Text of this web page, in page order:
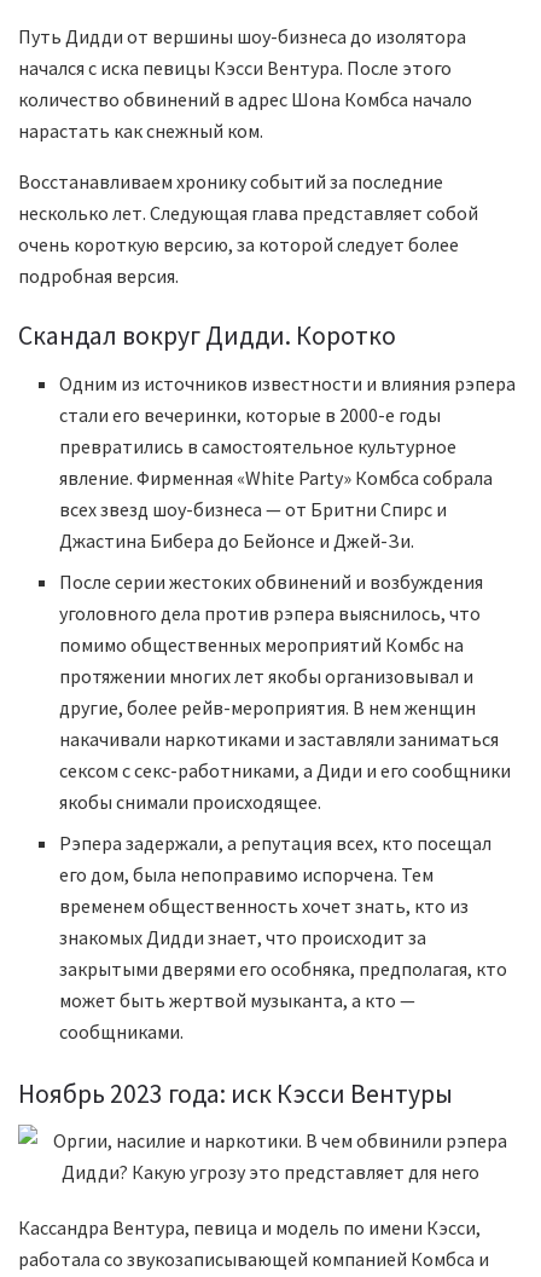
Путь Дидди от вершины шоу-бизнеса до изолятора
начался с иска певицы Кэсси Вентура. После этого
количество обвинений в адрес Шона Комбса начало
нарастать как снежный ком.
Восстанавливаем хронику событий за последние
несколько лет. Следующая глава представляет собой
очень короткую версию, за которой следует более
подробная версия.
Скандал вокруг Дидди. Коротко
Одним из источников известности и влияния рэпера
стали его вечеринки, которые в 2000-е годы
превратились в самостоятельное культурное
явление. Фирменная «White Party» Комбса собрала
всех звезд шоу-бизнеса — от Бритни Спирс и
Джастина Бибера до Бейонсе и Джей-Зи.
После серии жестоких обвинений и возбуждения
уголовного дела против рэпера выяснилось, что
помимо общественных мероприятий Комбс на
протяжении многих лет якобы организовывал и
другие, более рейв-мероприятия. В нем женщин
накачивали наркотиками и заставляли заниматься
сексом с секс-работниками, а Диди и его сообщники
якобы снимали происходящее.
Рэпера задержали, а репутация всех, кто посещал
его дом, была непоправимо испорчена. Тем
временем общественность хочет знать, кто из
знакомых Дидди знает, что происходит за
закрытыми дверями его особняка, предполагая, кто
может быть жертвой музыканта, а кто —
сообщниками.
Ноябрь 2023 года: иск Кэсси Вентуры
Кассандра Вентура, певица и модель по имени Кэсси,
работала со звукозаписывающей компанией Комбса и